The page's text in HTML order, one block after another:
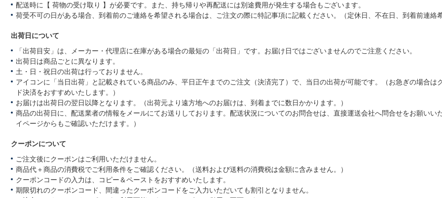
配送時に【 荷物の受け取り 】が必要です。また、持ち帰りや再配送には別途費用が発生する場合もございます。
荷受不可の日がある場合、到着前のご連絡を希望される場合は、ご注文の際に特記事項に記載ください。（定休日、不在日、到着前連絡希
出荷日について
「出荷目安」は、メーカー・代理店に在庫がある場合の最短の「出荷日」です。お届け日ではございませんのでご注意ください。
出荷日は商品ごとに異なります。
土・日・祝日の出荷は行っておりません。
アイコンに「当日出荷」と記載されている商品のみ、平日正午までのご注文（決済完了）で、当日の出荷が可能です。（お急ぎの場合は
ド決済をおすすめいたします。）
お届けは出荷日の翌日以降となります。（出荷元より遠方地へのお届けは、到着までに数日かかります。）
商品の出荷日に、配送業者の情報をメールにてお送りしております。配送状況についてのお問合せは、直接運送会社へ問合せをお願いい
イページからもご確認いただけます。）
クーポンについて
ご注文後にクーポンはご利用いただけません。
商品代＋商品の消費税でご利用条件をご確認ください。（送料および送料の消費税は金額に含みません。）
クーポンコードの入力は、コピー＆ペーストをおすすめいたします。
期限切れのクーポンコード、間違ったクーポンコードをご入力いただいても割引となりません。